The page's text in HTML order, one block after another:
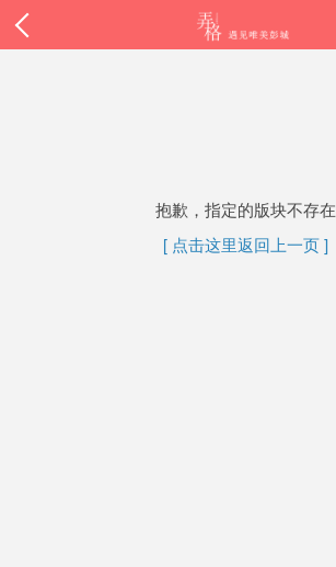
抱歉，指定的版块不存在
[ 点击这里返回上一页 ]